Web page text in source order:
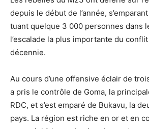
depuis le début de l’année,
tuant quelque 3 000 personnes dans
l’escalade la plus importante du
décennie.
Au cours d’une offensive éclair de
a pris le contrôle de Goma, la
RDC, et s’est emparé de Bukavu, la
pays. La région est riche en or et en